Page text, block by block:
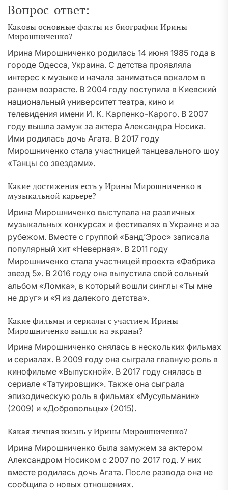
Вопрос-ответ:
Каковы основные факты из биографии Ирины
Мирошниченко?
Ирина Мирошниченко родилась 14 июня 1985 года в
городе Одесса, Украина. С детства проявляла
интерес к музыке и начала заниматься вокалом в
раннем возрасте. В 2004 году поступила в Киевский
национальный университет театра, кино и
телевидения имени И. К. Карпенко-Карого. В 2007
году вышла замуж за актера Александра Носика.
Ими родилась дочь Агата. В 2017 году
Мирошниченко стала участницей танцевального шоу
«Танцы со звездами».
Какие достижения есть у Ирины Мирошниченко в
музыкальной карьере?
Ирина Мирошниченко выступала на различных
музыкальных конкурсах и фестивалях в Украине и за
рубежом. Вместе с группой «Банд’Эрос» записала
популярный хит «Неверная». В 2011 году
Мирошниченко стала участницей проекта «Фабрика
звезд 5». В 2016 году она выпустила свой сольный
альбом «Ломка», в который вошли синглы «Ты мне
не друг» и «Я из далекого детства».
Какие фильмы и сериалы с участием Ирины
Мирошниченко вышли на экраны?
Ирина Мирошниченко снялась в нескольких фильмах
и сериалах. В 2009 году она сыграла главную роль в
кинофильме «Выпускной». В 2017 году снялась в
сериале «Татуировщик». Также она сыграла
эпизодическую роль в фильмах «Мусульманин»
(2009) и «Добровольцы» (2015).
Какая личная жизнь у Ирины Мирошниченко?
Ирина Мирошниченко была замужем за актером
Александром Носиком с 2007 по 2017 год. У них
вместе родилась дочь Агата. После развода она не
сообщила о новых отношениях.